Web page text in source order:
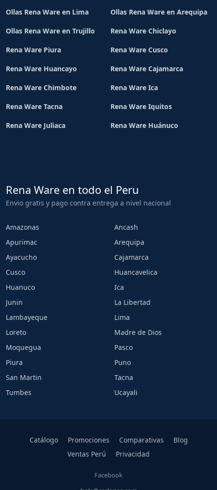
Ollas Rena Ware en Lima Ollas Rena Ware en Arequipa
Ollas Rena Ware en Trujillo Rena Ware Chiclayo
Rena Ware Piura Rena Ware Cusco
Rena Ware Huancayo Rena Ware Cajamarca
Rena Ware Chimbote Rena Ware Ica
Rena Ware Tacna Rena Ware Iquitos
Rena Ware Juliaca Rena Ware Huánuco
Rena Ware en todo el Peru
Envio gratis y pago contra entrega a nivel nacional
Amazonas
Ancash
Apurimac
Arequipa
Ayacucho
Cajamarca
Cusco
Huancavelica
Huanuco
Ica
Junin
La Libertad
Lambayeque
Lima
Loreto
Madre de Dios
Moquegua
Pasco
Piura
Puno
San Martin
Tacna
Tumbes
Ucayali
Catálogo Promociones Comparativas
Blog
Ventas Perú
Privacidad
Facebook